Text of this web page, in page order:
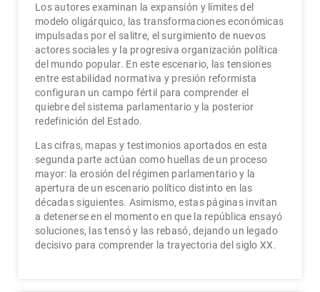
Los autores examinan la expansión y límites del
modelo oligárquico, las transformaciones económicas
impulsadas por el salitre, el surgimiento de nuevos
actores sociales y la progresiva organización política
del mundo popular. En este escenario, las tensiones
entre estabilidad normativa y presión reformista
configuran un campo fértil para comprender el
quiebre del sistema parlamentario y la posterior
redefinición del Estado.
Las cifras, mapas y testimonios aportados en esta
segunda parte actúan como huellas de un proceso
mayor: la erosión del régimen parlamentario y la
apertura de un escenario político distinto en las
décadas siguientes. Asimismo, estas páginas invitan
a detenerse en el momento en que la república ensayó
soluciones, las tensó y las rebasó, dejando un legado
decisivo para comprender la trayectoria del siglo XX.